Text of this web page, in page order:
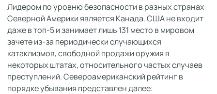
Лидером по уровню безопасности в разных странах
Северной Америки является Канада. США не входит
даже в топ-5 и занимает лишь 131 место в мировом
зачете из-за периодически случающихся
катаклизмов, свободной продажи оружия в
некоторых штатах, относительного частых случаев
преступлений. Североамериканский рейтинг в
порядке убывания представлен далее: